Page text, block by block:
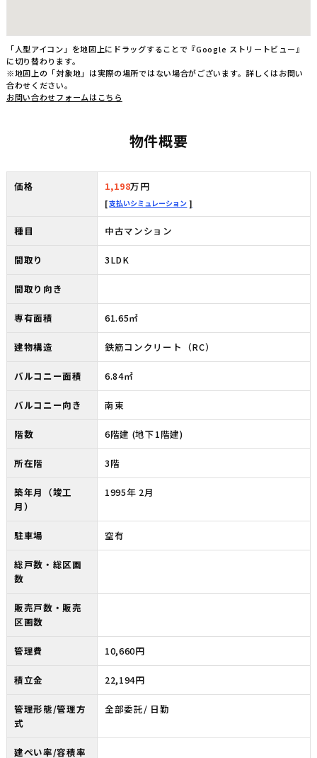
「人型アイコン」を地図上にドラッグすることで『Google ストリートビュー』
に切り替わります。
※地図上の「対象地」は実際の場所ではない場合がございます。詳しくはお問い
合わせください。
お問い合わせフォームはこちら
物件概要
価格 1,198万円
支払いシミュレーション
種目 中古マンション
間取り 3LDK
間取り向き
専有面積 61.65㎡
建物構造 鉄筋コンクリート（RC）
バルコニー面積 6.84㎡
バルコニー向き 南東
階数 6階建 (地下1階建)
所在階 3階
築年月（竣工
月）
1995年 2月
駐車場 空有
総戸数・総区画
数
販売戸数・販売
区画数
管理費 10,660円
積立金 22,194円
管理形態/管理方
式
全部委託/ 日勤
建ぺい率/容積率